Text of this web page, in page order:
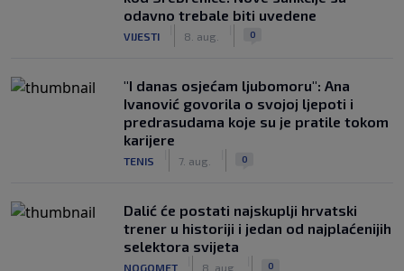
odavno trebale biti uvedene
VIJESTI 8. aug. 0
"I danas osjećam ljubomoru": Ana
Ivanović govorila o svojoj ljepoti i
predrasudama koje su je pratile tokom
karijere
TENIS 7. aug. 0
Dalić će postati najskuplji hrvatski
trener u historiji i jedan od najplaćenijih
selektora svijeta
NOGOMET 8. aug. 0